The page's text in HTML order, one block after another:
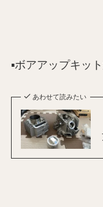
▪️ボアアップキッ
あわせて読みたい